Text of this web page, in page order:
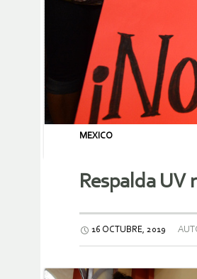
MEXICO
Respalda UV
16 OCTUBRE, 2019